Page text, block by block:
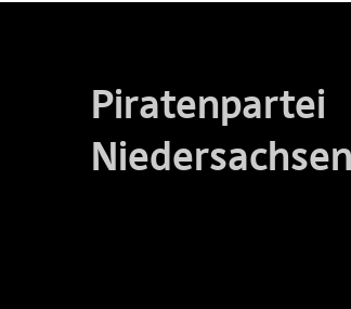
Piratenpartei
Niedersachsen